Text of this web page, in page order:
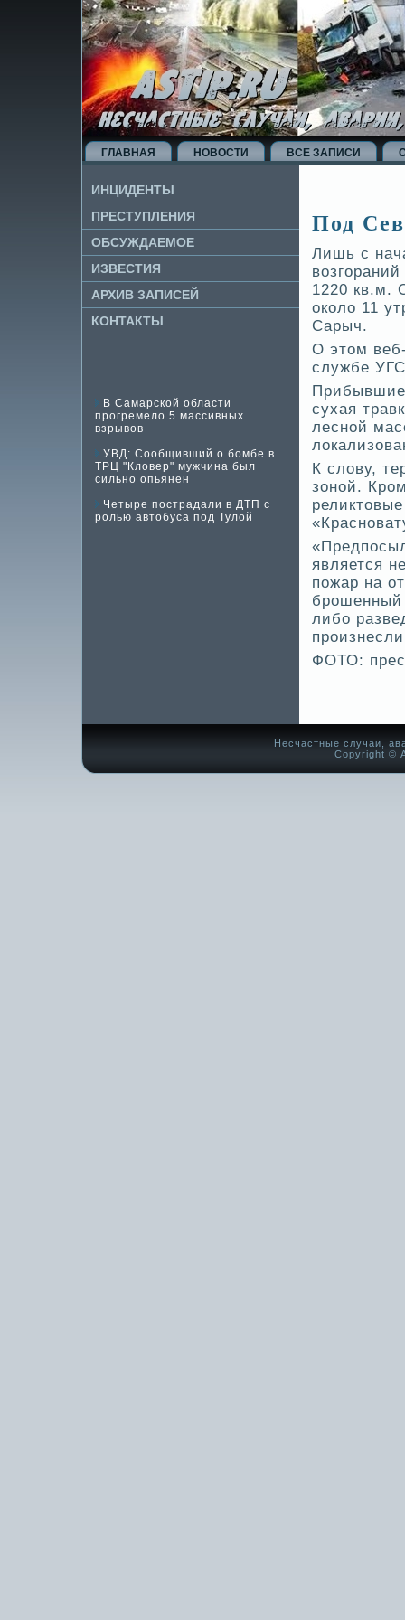
ГЛАВНАЯ НОВОСТИ ВСЕ ЗАПИСИ
ИНЦИДЕНТЫ
ПРЕСТУПЛЕНИЯ
ОБСУЖДАЕМОЕ
ИЗВЕ­СТИЯ
АРХИВ ЗАПИСЕЙ
КОНТАКТЫ
В Самарской области
прогремело 5 массивных
взрывов
УВД: Сообщивший о бомбе в
ТРЦ "Кловер" мужчина был
сильно опьянен
Четыре пострадали в ДТП с
ролью автобуса под Тулой
Под
Лишь с
1220 кв.м.
около 11
Сарыч.
О этом
службе
Прибывшие
сухая
лесной
К слову,
зоной.
является
пожар на
брошенный
либо
ФОТО:
Несчастные случаи,
Copyright ©